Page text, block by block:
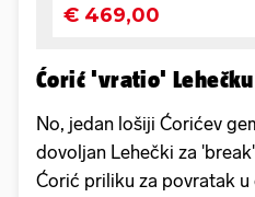
Ćorić 'vratio'
No, jedan lošiji Ćorićev
dovoljan Lehečki za
Ćorić priliku za povratak